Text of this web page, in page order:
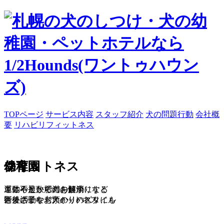
TOPページ サービス内容 スタッフ紹介 犬の問題行動 会社概
要 リハビリフィットネス
フィットネス
運動不足・肥満の解消
術後の子や老犬のリハビリにも
幼稚園
こころとからだを健康にする
野外活動®・フィットネス
保育園
単体や複数でのお預かりなど
さまざまなお預かりのスタイル
フ
運動不足・肥満の解消
術後の子や老犬のリハビリにも